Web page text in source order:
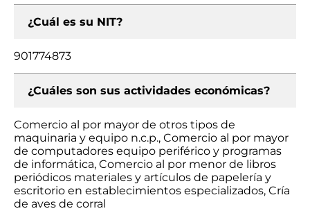
¿Cuál es su NIT?
901774873
¿Cuáles son sus actividades económicas?
Comercio al por mayor de otros tipos de
maquinaria y equipo n.c.p., Comercio al por mayor
de computadores equipo periférico y programas
de informática, Comercio al por menor de libros
periódicos materiales y artículos de papelería y
escritorio en establecimientos especializados, Cría
de aves de corral